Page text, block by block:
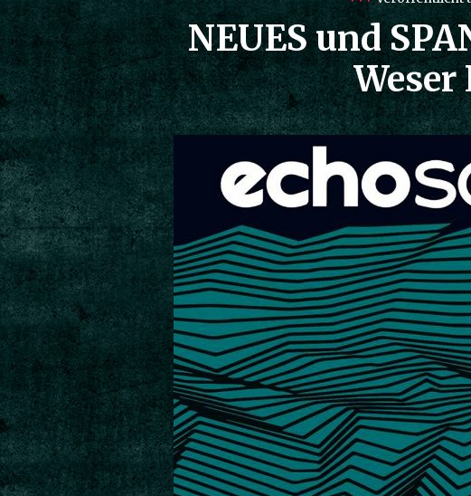
NEUES und
Weser